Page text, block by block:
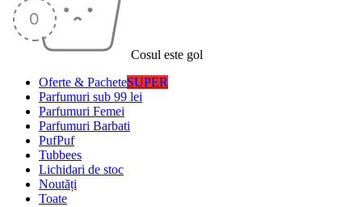
Cosul este gol
Oferte & PacheteSUPER
Parfumuri sub 99 lei
Parfumuri Femei
Parfumuri Barbati
PufPuf
Tubbees
Lichidari de stoc
Noutăți
Toate